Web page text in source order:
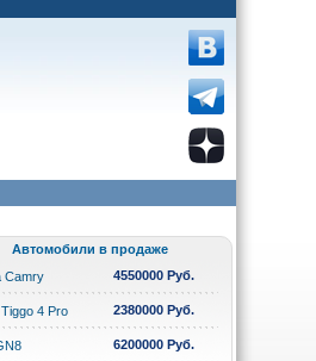
Автомобили в продаже
Camry
4550000 Руб.
4 Pro 2380000 Руб.
6200000 Руб.